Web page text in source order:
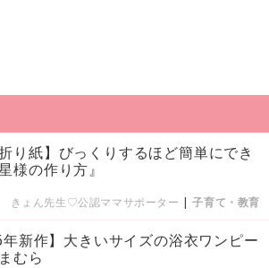
折り紙】びっくりするほど簡単にでき
様の作り方』
きょん先生♡公認ママサポーター |子育て・教育
年新作】大きいサイズの浴衣ワンピー
むら